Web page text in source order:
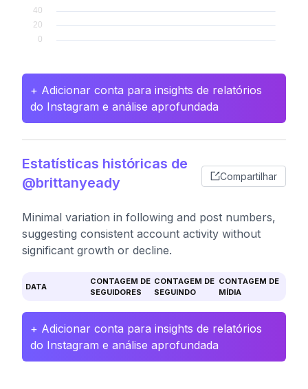
+ Adicionar conta para insights de relatórios
do Instagram e análise aprofundada
Estatísticas históricas de
@brittanyeady
Compartilhar
Minimal variation in following and post numbers,
suggesting consistent account activity without
significant growth or decline.
DATA
CONTAGEM DE
SEGUIDORES
CONTAGEM DE
SEGUINDO
CONTAGEM DE
MÍDIA
+ Adicionar conta para insights de relatórios
do Instagram e análise aprofundada